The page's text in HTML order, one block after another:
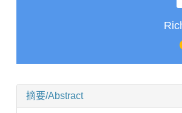
摘要/Abstract